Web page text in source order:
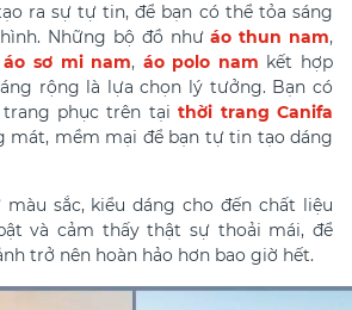
ra sự tự tin, để bạn có thể tỏa sáng
Những bộ đồ nhưáo thun nam,
áo sơ mi nam, áo polo nam kết hợp
rộng là lựa chọn lý tưởng. Bạn có
trang phục trên tạithời trang Canifa
mát, mềm mại để bạn tự tin tạo dáng
sắc, kiểu dáng cho đến chất liệu
và cảm thấy thật sự thoải mái, để
trở nên hoàn hảo hơn bao giờ hết.